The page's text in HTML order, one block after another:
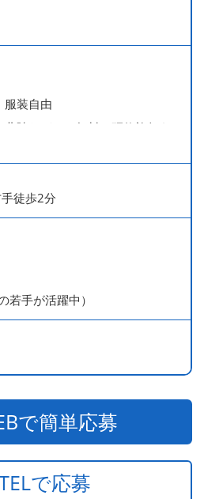
服装自由
北陸などへの無料の研修旅行あり
食 あり
徒歩2分
若手が活躍中）
で簡単応募
で応募